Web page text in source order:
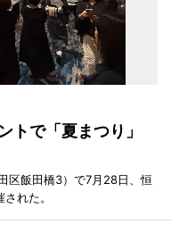
トで「夏まつり」
区飯田橋3）で7月28日、恒
れた。